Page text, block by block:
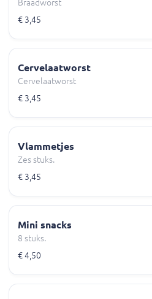
Braadworst
€ 3,45
Cervelaatworst
Cervelaatworst
€ 3,45
Vlammetjes
Zes stuks.
€ 3,45
Mini snacks
8 stuks.
€ 4,50